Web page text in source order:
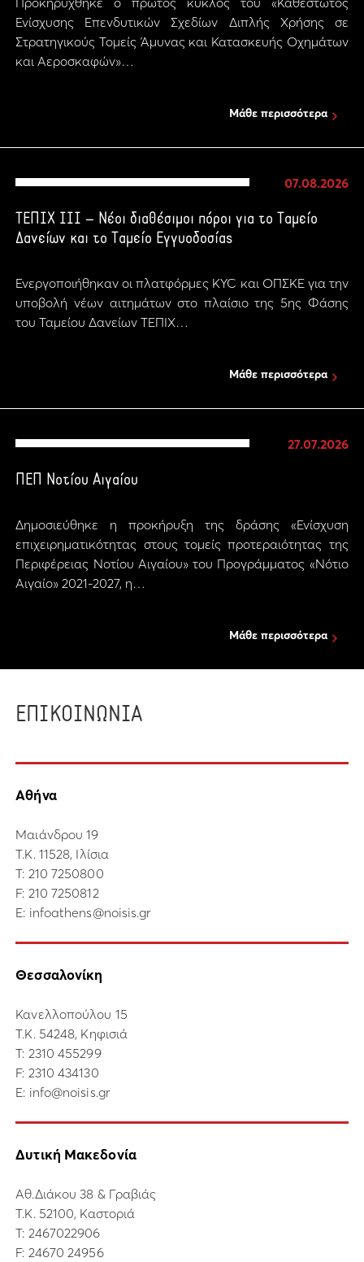
Ενίσχυσης Επενδυτικών Σχεδίων Διπλής Χρήσης σε
Στρατηγικούς Τομείς Άμυνας και Κατασκευής Οχημάτων
και Αεροσκαφών»…
Μάθε περισσότερα
07.08.2026
ΤΕΠΙΧ ΙΙΙ – Νέοι διαθέσιμοι πόροι για το Ταμείο
Δανείων και το Ταμείο Εγγυοδοσίας
Ενεργοποιήθηκαν οι πλατφόρμες KYC και ΟΠΣΚΕ για την
υποβολή νέων αιτημάτων στο πλαίσιο της 5ης Φάσης
του Ταμείου Δανείων ΤΕΠΙΧ…
Μάθε περισσότερα
27.07.2026
ΠΕΠ Νοτίου Αιγαίου
Δημοσιεύθηκε η προκήρυξη της δράσης «Ενίσχυση
επιχειρηματικότητας στους τομείς προτεραιότητας της
Περιφέρειας Νοτίου Αιγαίου» του Προγράμματος «Νότιο
Αιγαίο» 2021-2027, η…
Μάθε περισσότερα
ΕΠΙΚΟΙΝΩΝΙΑ
Αθήνα
Μαιάνδρου 19
Τ.Κ. 11528, Ιλίσια
Τ: 210 7250800
F: 210 7250812
E: infoathens@noisis.gr
Θεσσαλονίκη
Κανελλοπούλου 15
Τ.Κ. 54248, Κηφισιά
Τ: 2310 455299
F: 2310 434130
E: info@noisis.gr
Δυτική Μακεδονία
Αθ.Διάκου 38 & Γραβιάς
Τ.Κ. 52100, Καστοριά
Τ: 2467022906
F: 24670 24956